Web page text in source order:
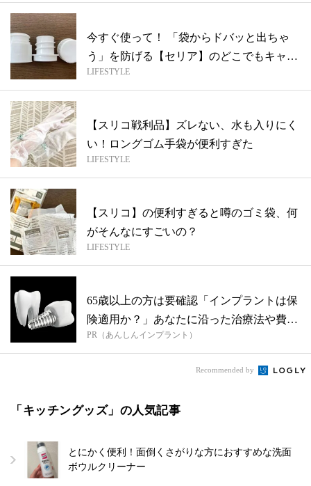
今すぐ使って！ 「袋からドバッと出ちゃ
う」を防げる【セリア】のどこでもキャッ
プ
LIFESTYLE
【スリコ戦利品】ズレない、水も入りにく
い！ロングゴム手袋が便利すぎた
LIFESTYLE
【スリコ】の便利すぎると噂のゴミ袋、何
がそんなにすごいの？
LIFESTYLE
65歳以上の方は要確認「インプラントは保
険適用か？」あなたに沿った治療法や費用
を...
PR（あんしんインプラント）
Recommended by
「キッチングッズ」の人気記事
とにかく便利！面倒くさがりな方におすすめな洗面
ボウルクリーナー